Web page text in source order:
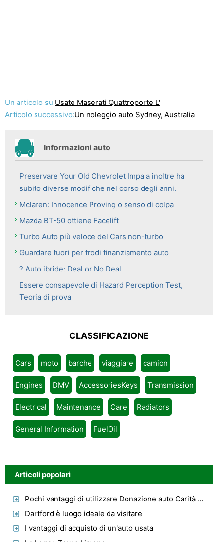
Un articolo su:Usate Maserati Quattroporte L'
Articolo successivo:Un noleggio auto Sydney, Australia
Informazioni auto
Preservare Your Old Chevrolet Impala inoltre ha
subito diverse modifiche nel corso degli anni.
Mclaren: Innocence Proving o senso di colpa
Mazda BT-50 ottiene Facelift
Turbo Auto più veloce del Cars non-turbo
Guardare fuori per frodi finanziamento auto
? Auto ibride: Deal or No Deal
Essere consapevole di Hazard Perception Test,
Teoria di prova
CLASSIFICAZIONE
Cars moto barche viaggiare camion
Engines DMV AccessoriesKeys Transmission
Electrical Maintenance Care Radiators
General Information FuelOil
Articoli popolari
Pochi vantaggi di utilizzare Donazione auto Carità Centri
Dartford è luogo ideale da visitare
I vantaggi di acquisto di un'auto usata